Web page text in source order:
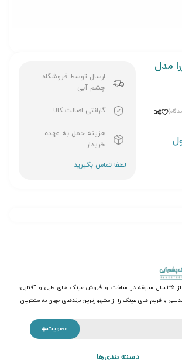
مدل
ارسال توسط فروشگاه
چشم آبی
گارانتی اصالت کالا
هزینه حمل به عهده
خریدار
عینک چشم آبی با بیش از ۳۵سال سابقه در ساخت و فروش عینک های طبی و آفتابی،
و فریم های عینک را از مشهورترین برندهای جهان به مشتریان
عضویت
دسته بندی‌ها